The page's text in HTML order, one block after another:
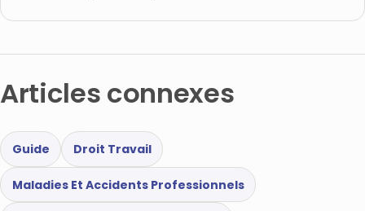
Articles connexes
Guide Droit Travail
Maladies Et Accidents Professionnels